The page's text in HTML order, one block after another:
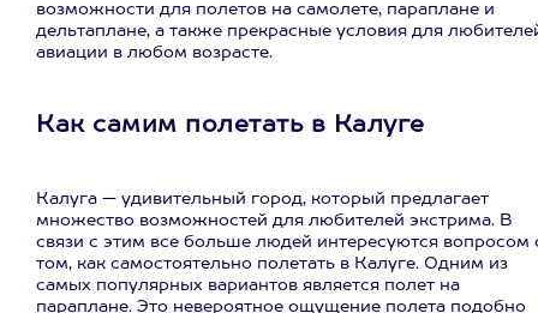
возможности для полетов на самолете, параплане и
дельтаплане, а также прекрасные условия для
авиации в любом возрасте.
Как самим полетать в Калуге
Калуга — удивительный город, который предлагает
множество возможностей для любителей экстрима. В
связи с этим все больше людей интересуются вопросом
том, как самостоятельно полетать в Калуге. Одним из
самых популярных вариантов является полет на
параплане. Это невероятное ощущение полета подобно